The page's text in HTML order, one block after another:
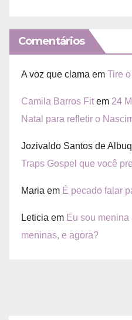
Comentários
A voz que clama em Tire
Camila Barros Fit em 24
Natal para refletir o
Jozivaldo Santos de
Traps Gospel que você
Maria em É pecado falar
Leticia em Eu sou
meninas, e agora?